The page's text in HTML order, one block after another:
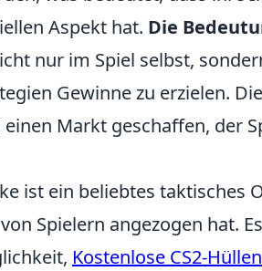
Aspekt hat. Die
nur im Spiel selbst,
Gewinne zu erzielen.
Markt geschaffen, der
ist ein beliebtes taktisches
Spielern angezogen hat.
Kostenlose CS2-Hüllen